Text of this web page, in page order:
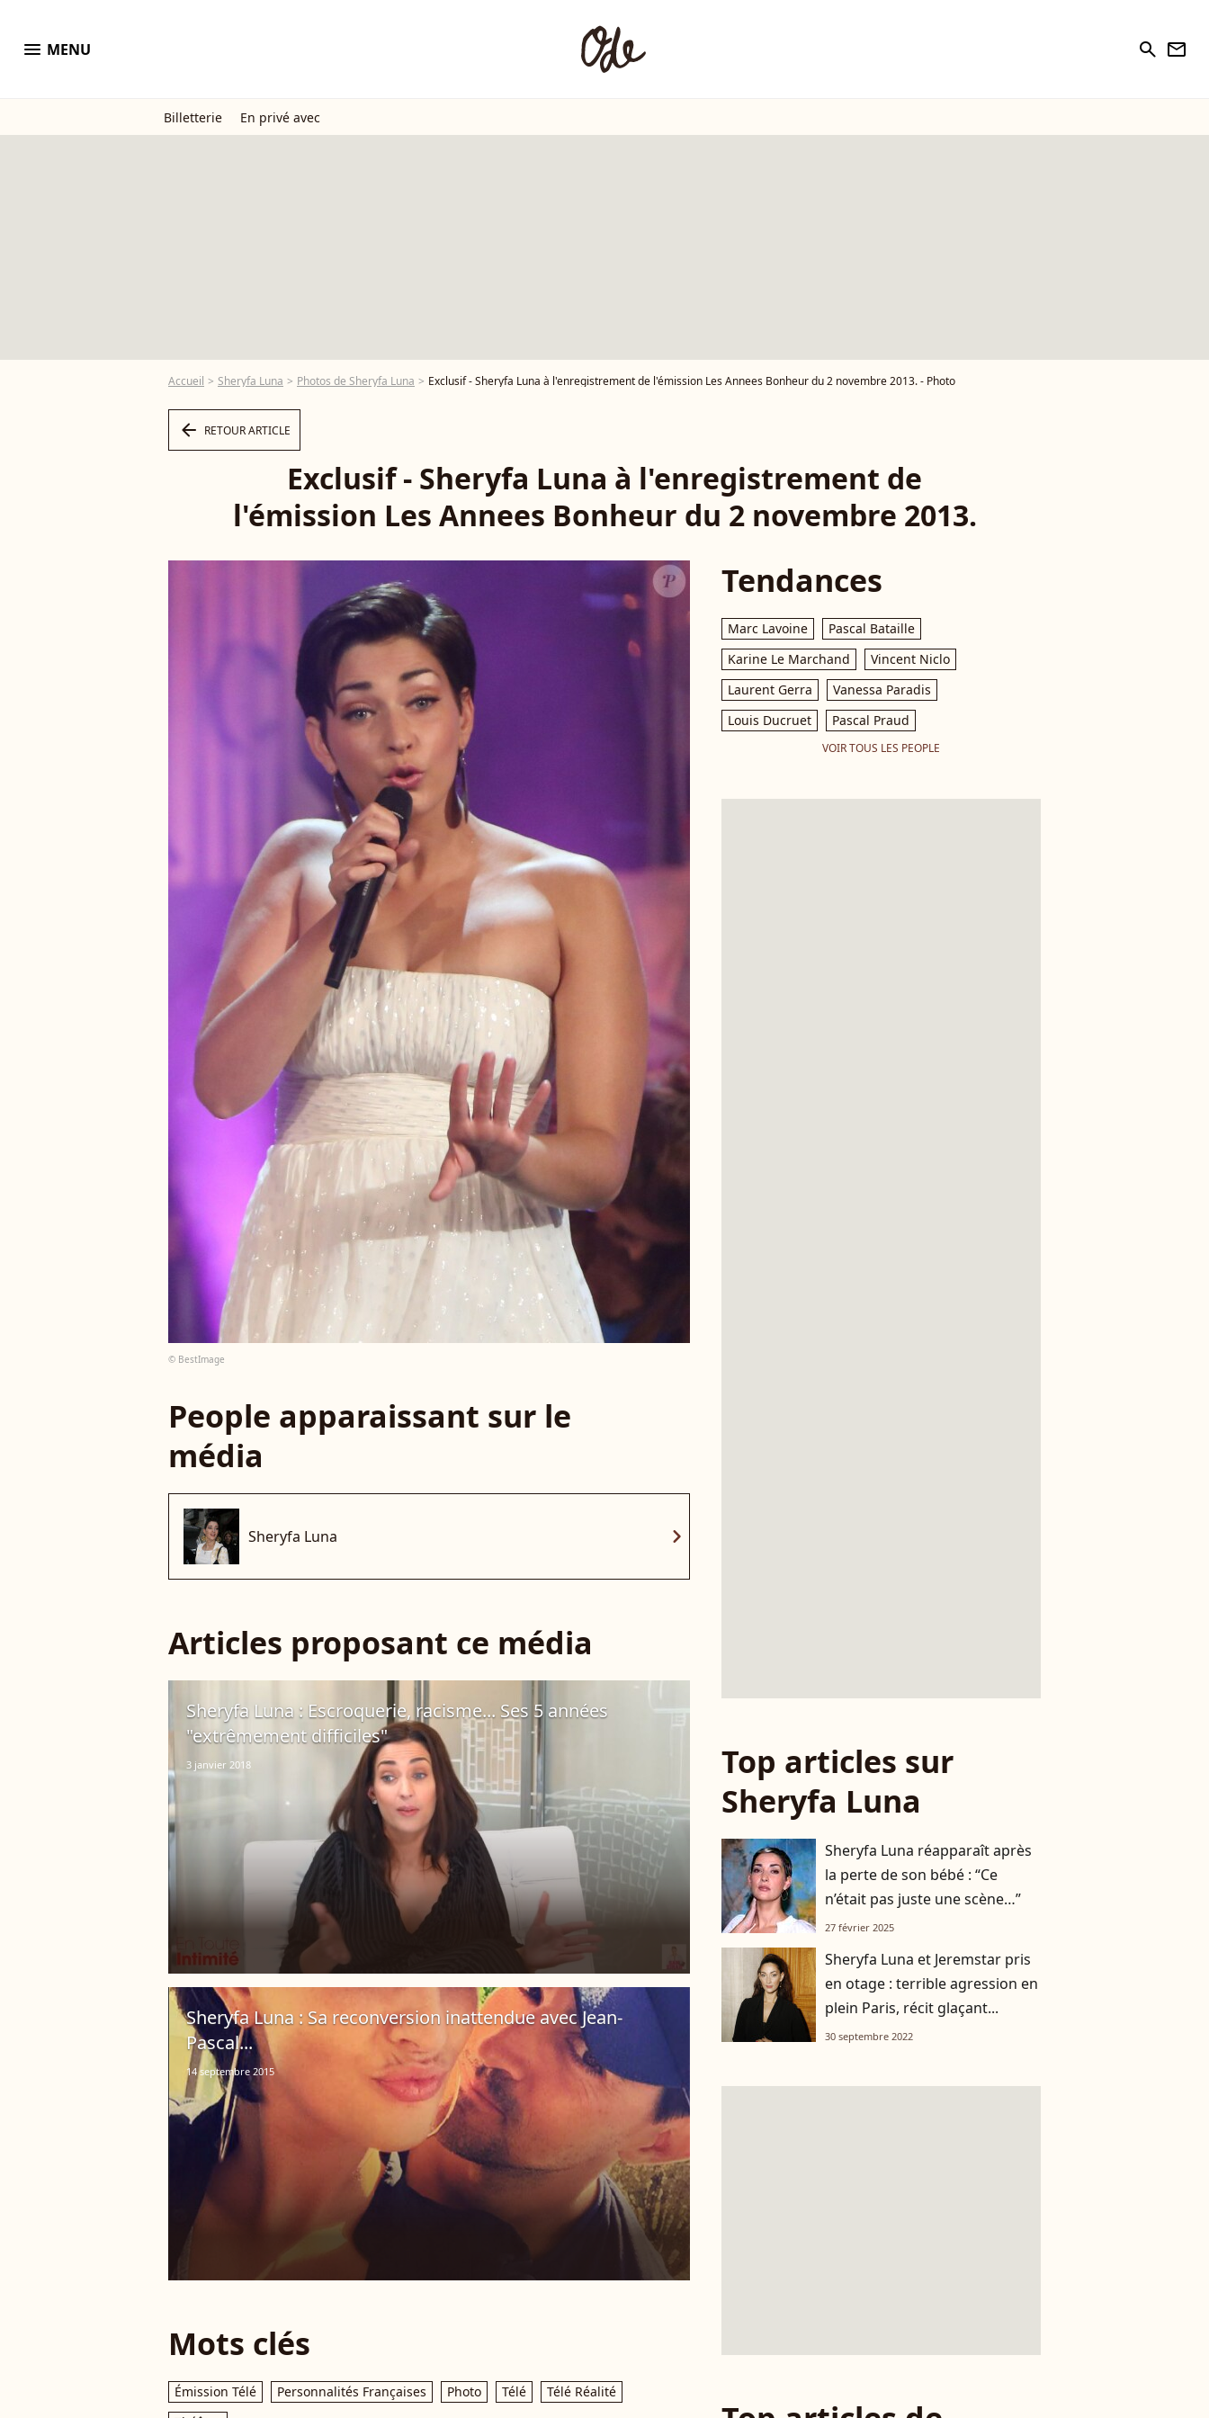
menu MENU search newsletter
Billetterie En privé avec
Accueil Sheryfa Luna Photos de Sheryfa Luna Exclusif - Sheryfa Luna à l'enregistrement de l'émission Les Annees Bonheur du 2 novembre 2013. - Photo
arrow_left RETOUR ARTICLE
Exclusif - Sheryfa Luna à l'enregistrement de
l'émission Les Annees Bonheur du 2 novembre 2013.
© BestImage
People apparaissant sur le
média
Sheryfa Luna chevron_right
Articles proposant ce média
Sheryfa Luna : Escroquerie, racisme... Ses 5 années
"extrêmement difficiles"
3 janvier 2018
Sheryfa Luna : Sa reconversion inattendue avec Jean-
Pascal...
14 septembre 2015
Mots clés
Émission Télé Personnalités Françaises Photo Télé
Télé Réalité
Tendances
Marc Lavoine
Pascal Bataille
Karine Le Marchand
Vincent Niclo
Laurent Gerra
Vanessa Paradis
Louis Ducruet
Pascal Praud
VOIR TOUS LES PEOPLE
Top articles sur
Sheryfa Luna
Sheryfa Luna réapparaît après
la perte de son bébé : “Ce
n’était pas juste une scène…”
27 février 2025
Sheryfa Luna et Jeremstar pris
en otage : terrible agression en
plein Paris, récit glaçant...
30 septembre 2022